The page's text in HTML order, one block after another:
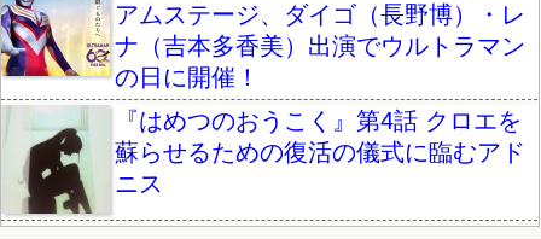
アムステージ、ダイゴ（長野博）・レ
ナ（吉本多香美）出演でウルトラマン
の日に開催！
『はめつのおうこく』第4話 クロエを
蘇らせるための復活の儀式に臨むアド
ニス